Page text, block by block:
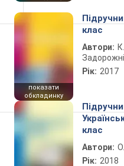
показати
обкладинку
клас
Автори:
Рік: 2017
клас
Автори:
Рік: 2018